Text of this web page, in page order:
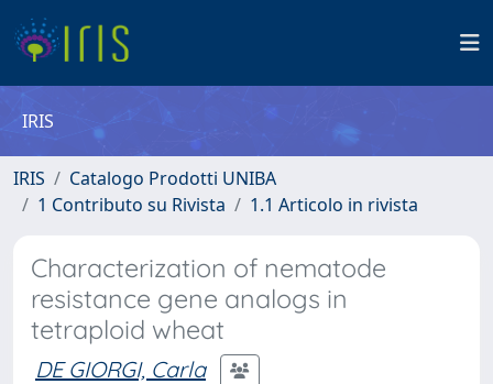
IRIS
IRIS
Catalogo Prodotti UNIBA
1 Contributo su Rivista
1.1 Articolo in rivista
Characterization of nematode
resistance gene analogs in
tetraploid wheat
DE GIORGI, Carla